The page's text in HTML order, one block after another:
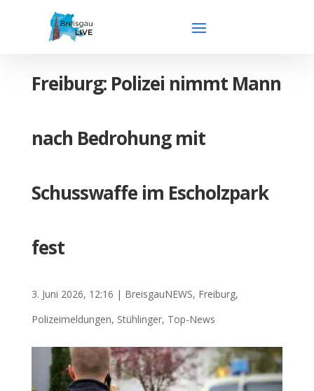
Freiburg: Polizei nimmt Mann
nach Bedrohung mit
Schusswaffe im Escholzpark
fest
3. Juni 2026, 12:16 | BreisgauNEWS, Freiburg,
Polizeimeldungen, Stühlinger, Top-News